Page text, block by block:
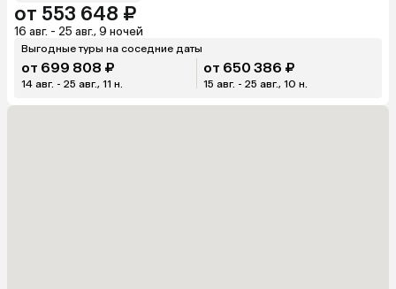
от 553 648 ₽
16 авг. - 25 авг., 9 ночей
Выгодные туры на соседние даты
от 699 808 ₽
14 авг. - 25 авг., 11 н.
от 650 386 ₽
15 авг. - 25 авг., 10 н.